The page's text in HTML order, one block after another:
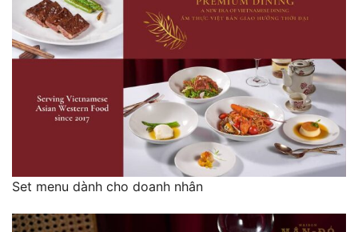
Set menu dành cho doanh nhân